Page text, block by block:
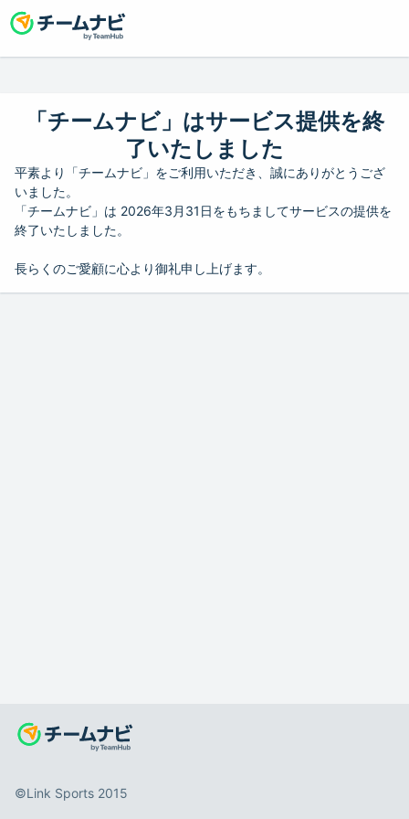
「チームナビ」はサービス提供を終
了いたしました
平素より「チームナビ」をご利用いただき、誠にありがとうござ
いました。
「チームナビ」は 2026年3月31日をもちましてサービスの提供を
終了いたしました。
長らくのご愛顧に心より御礼申し上げます。
©️Link Sports 2015